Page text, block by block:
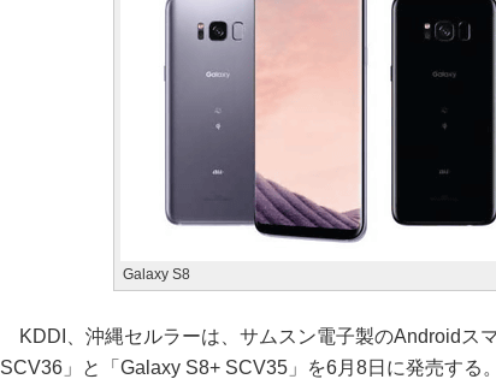
Galaxy S8
KDDI、沖縄セルラーは、サムスン電子製のAndroidス
SCV36」と「Galaxy S8+ SCV35」を6月8日に発売する。